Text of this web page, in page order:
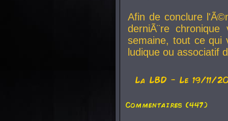
Afin de conclure
derniÃ¨re
semaine, tout ce qui
ludique ou associatif
La LBD - Le 19/11/
Commentaires (447)